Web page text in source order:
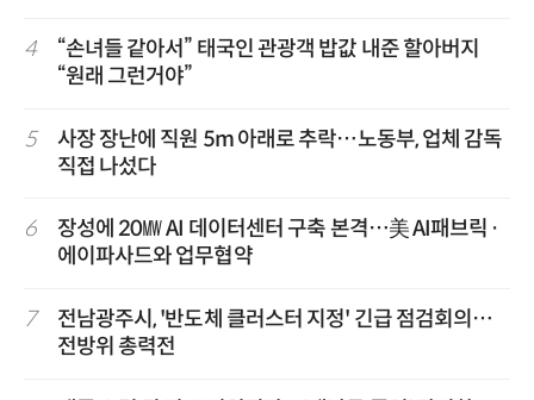
4
“손녀들 같아서” 태국인 관광객 밥값 내준 할아버지
“원래 그런거야”
5
사장 장난에 직원 5m 아래로 추락…노동부, 업체 감독
직접 나섰다
6
장성에 20㎿ AI 데이터센터 구축 본격…美 AI패브릭·
에이파사드와 업무협약
7
전남광주시, '반도체 클러스터 지정' 긴급 점검회의…
전방위 총력전